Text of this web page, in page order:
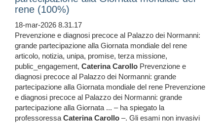
rene (100%)
18-mar-2026 8.31.17
Prevenzione e diagnosi precoce al Palazzo dei Normanni:
grande partecipazione alla Giornata mondiale del rene
articolo, notizia, unipa, promise, terza missione,
public_engagement, Caterina Carollo Prevenzione e
diagnosi precoce al Palazzo dei Normanni: grande
partecipazione alla Giornata mondiale del rene Prevenzione
e diagnosi precoce al Palazzo dei Normanni: grande
partecipazione alla Giornata ... – ha spiegato la
professoressaCaterina Carollo –. Gli esami non invasivi